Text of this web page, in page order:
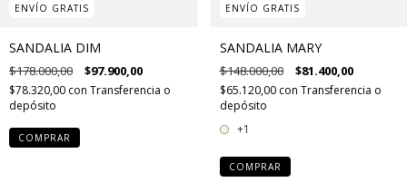
ENVÍO GRATIS
SANDALIA DIM
$178.000,00 $97.900,00
$78.320,00 con Transferencia o
depósito
COMPRAR
ENVÍO GRATIS
SANDALIA MARY
$148.000,00 $81.400,00
$65.120,00 con Transferencia o
depósito
+1
COMPRAR